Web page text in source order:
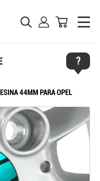
?
44MM PARA OPEL